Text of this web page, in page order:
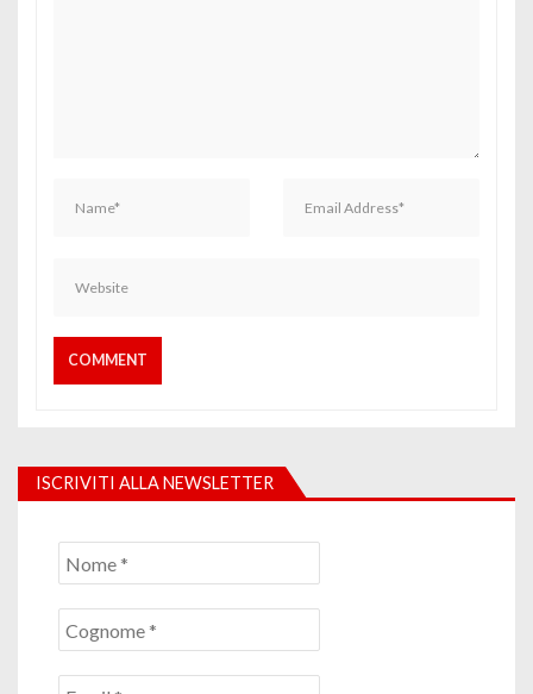
ISCRIVITI ALLA NEWSLETTER